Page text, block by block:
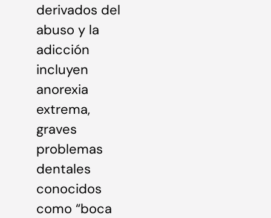
derivados del
abuso y la
adicción
incluyen
anorexia
extrema,
graves
problemas
dentales
conocidos
como “boca